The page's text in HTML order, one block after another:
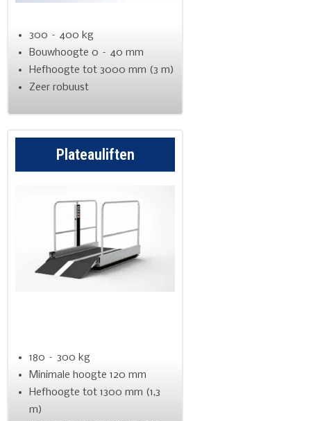
300 – 400 kg
Bouwhoogte 0 – 40 mm
Hefhoogte tot 3000 mm (3 m)
Zeer robuust
Plateauliften
180 – 300 kg
Minimale hoogte 120 mm
Hefhoogte tot 1300 mm (1,3
m)